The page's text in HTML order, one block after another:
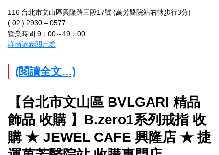
116 台北市文山區興隆路三段17號 (萬芳醫院站右轉步行3分)
( 02 ) 2930 – 0577
營業時間 9：00～19：00
詳情請參閱此處
(閱讀全文…)
【台北市文山區 BVLGARI 精品
飾品 收購 】B.zero1系列戒指 收
購 ★ JEWEL CAFE 興隆店 ★ 捷